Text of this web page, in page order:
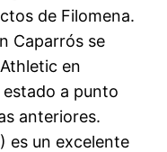
de Filomena.
Caparrós se
en
a punto
anteriores.
es un excelente